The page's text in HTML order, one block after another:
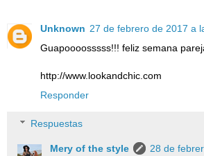
Unknown 27 de febrero de 2017 a
Guapoooosssss!!! feliz semana
http://www.lookandchic.com
Responder
Respuestas
Mery of the style
28 de